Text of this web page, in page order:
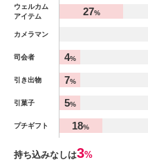
ウェルカム
アイテム
27%
カメラマン
司会者 4%
引き出物 7%
引菓子 5%
プチギフト 18%
持ち込みなしは3%